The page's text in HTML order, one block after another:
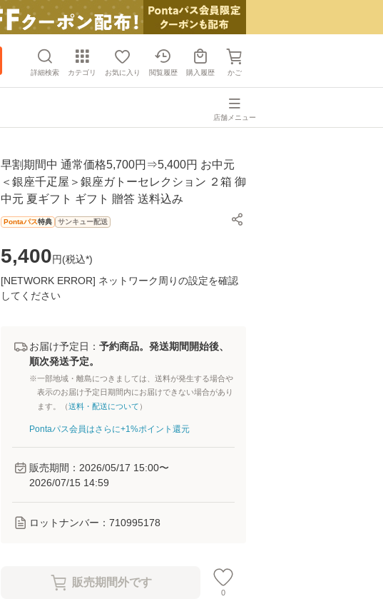
詳細検索 カテゴリ お気に入り 閲覧履歴 購入履歴 かご
店舗メニュー
早割期間中 通常価格5,700円⇒5,400円 お中元
＜銀座千疋屋＞銀座ガトーセレクション ２箱 御
中元 夏ギフト ギフト 贈答 送料込み
Pontaパス特典 サンキュー配送
5,400円(税込*)
[NETWORK ERROR] ネットワーク周りの設定を確認
してください
お届け予定日： 予約商品。発送期間開始後、
順次発送予定。
※一部地域・離島につきましては、送料が発生する場合や
表示のお届け予定日期間内にお届けできない場合があり
ます。（送料・配送について ）
Pontaパス会員はさらに+1%ポイント還元
販売期間： 2026/05/17 15:00〜
2026/07/15 14:59
ロットナンバー： 710995178
販売期間外です
0